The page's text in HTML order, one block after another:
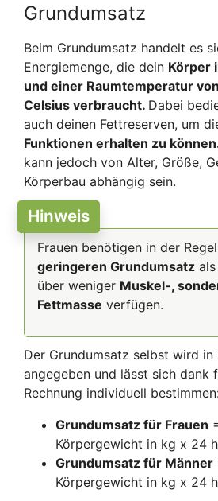
Grundumsatz
Beim Grundumsatz handelt es
Energiemenge, die dein Körper
und einer Raumtemperatur
Celsius verbraucht. Dabei
auch deinen Fettreserven, um
Funktionen erhalten zu
kann jedoch von Alter, Größe,
Körperbau abhängig sein.
Hinweis
Frauen benötigen in der
geringeren Grundumsatz
über weniger Muskel-,
Fettmasse verfügen.
Der Grundumsatz selbst wird in
angegeben und lässt sich dank
Rechnung individuell
Grundumsatz für Frauen
Körpergewicht in kg x 24 h
Grundumsatz für Männer
Körpergewicht in kg x 24 h